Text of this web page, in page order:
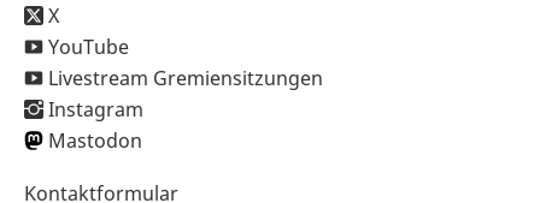
X
YouTube
Livestream Gremiensitzungen
Instagram
Mastodon
Sekundärnavigation
Kontaktformular